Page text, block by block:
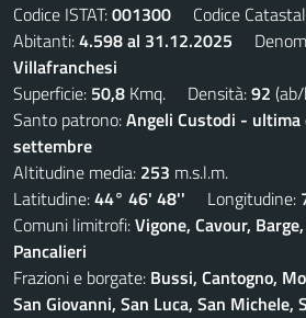
Codice ISTAT:001300 Codice
Abitanti:4.598 al 31.12.2025
Villafranchesi
Superficie: 50,8 Kmq. Densità:92
Santo patrono:Angeli Custodi - ultima
settembre
Altitudine media: 253 m.s.l.m.
Latitudine:44° 46' 48'' Longitudine:
Comuni limitrofi:Vigone, Cavour,
Pancalieri
Frazioni e borgate: Bussi, Cantogno,
San Giovanni, San Luca, San Michele,